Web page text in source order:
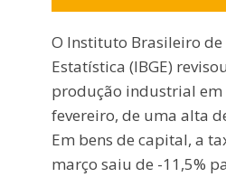
O Instituto Brasileiro de
Estatística (IBGE)
produção industrial em
fevereiro, de uma alta
Em bens de capital, a
março saiu de -11,5%